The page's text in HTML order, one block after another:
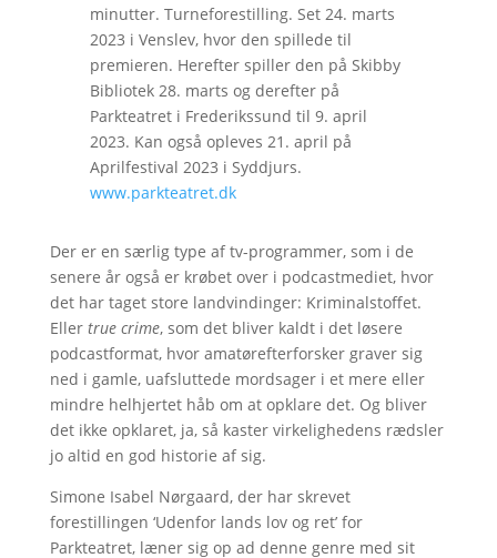
minutter. Turneforestilling. Set 24. marts
2023 i Venslev, hvor den spillede til
premieren. Herefter spiller den på Skibby
Bibliotek 28. marts og derefter på
Parkteatret i Frederikssund til 9. april
2023. Kan også opleves 21. april på
Aprilfestival 2023 i Syddjurs.
www.parkteatret.dk
Der er en særlig type af tv-programmer, som i de
senere år også er krøbet over i podcastmediet, hvor
det har taget store landvindinger: Kriminalstoffet.
Eller true crime, som det bliver kaldt i det løsere
podcastformat, hvor amatørefterforsker graver sig
ned i gamle, uafsluttede mordsager i et mere eller
mindre helhjertet håb om at opklare det. Og bliver
det ikke opklaret, ja, så kaster virkelighedens rædsler
jo altid en god historie af sig.
Simone Isabel Nørgaard, der har skrevet
forestillingen ‘Udenfor lands lov og ret’ for
Parkteatret, læner sig op ad denne genre med sit